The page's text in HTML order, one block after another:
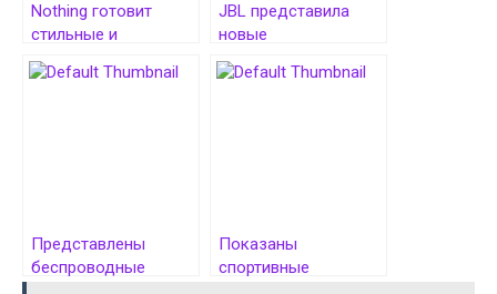
Nothing готовит
стильные и
недорогие
беспроводные
JBL представила
новые
беспроводные
наушники Tune Flex 2,
Представлены
беспроводные
Показаны
спортивные